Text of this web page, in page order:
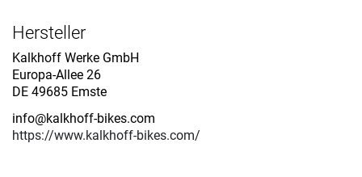
Hersteller
Kalkhoff Werke GmbH
Europa-Allee 26
DE 49685 Emste
info@kalkhoff-bikes.com
https://www.kalkhoff-bikes.com/